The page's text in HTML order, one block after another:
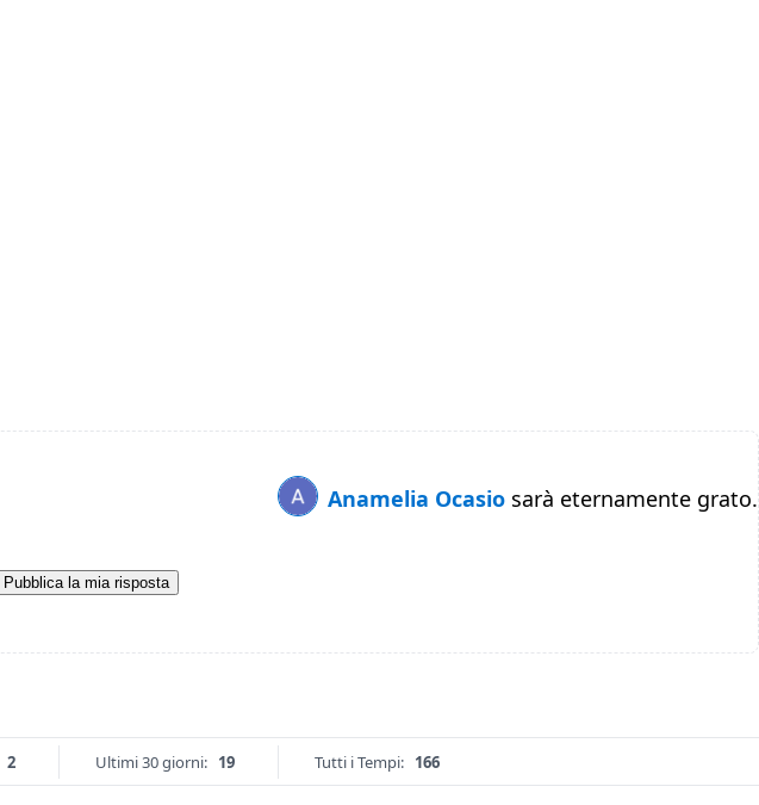
Anamelia Ocasio sarà eternamente grato.
Pubblica la mia risposta
2 Ultimi 30 giorni: 19 Tutti i Tempi: 166